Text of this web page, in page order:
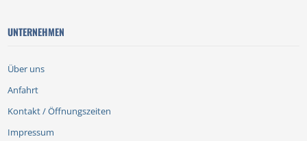
UNTERNEHMEN
Über uns
Anfahrt
Kontakt / Öffnungszeiten
Impressum